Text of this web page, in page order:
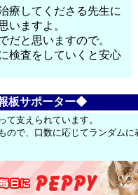
療してくださる先生に
いますよ。
だと思いますので。
検査をしていくと安心
板サポーター◆
て支えられています。
ので、口数に応じてランダムに